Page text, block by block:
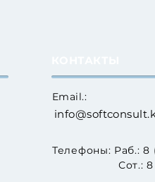
Email.:
Телефоны: Раб.: 8
Сот.: 8 705